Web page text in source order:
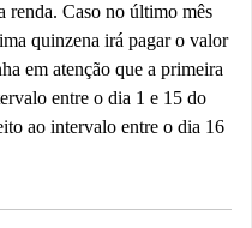
renda. Caso no último mês
quinzena irá pagar o valor
em atenção que a primeira
entre o dia 1 e 15 do
ao intervalo entre o dia 16